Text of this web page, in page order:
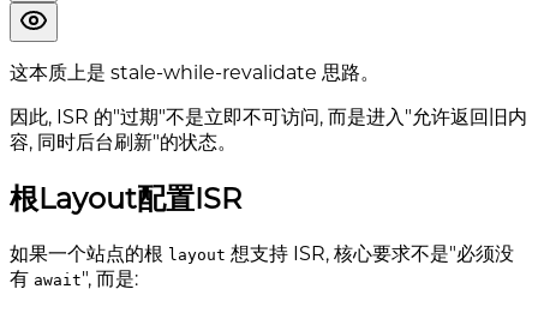
这本质上是 stale-while-revalidate 思路。
因此, ISR 的"过期"不是立即不可访问, 而是进入"允许返回旧内
容, 同时后台刷新"的状态。
根Layout配置ISR
如果一个站点的根 layout 想支持 ISR, 核心要求不是"必须没
有 await", 而是: